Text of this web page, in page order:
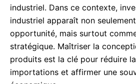
industriel. Dans ce contexte,
industriel apparaît non
opportunité, mais surtout
stratégique. Maîtriser la
produits est la clé pour réduire
importations et affirmer une